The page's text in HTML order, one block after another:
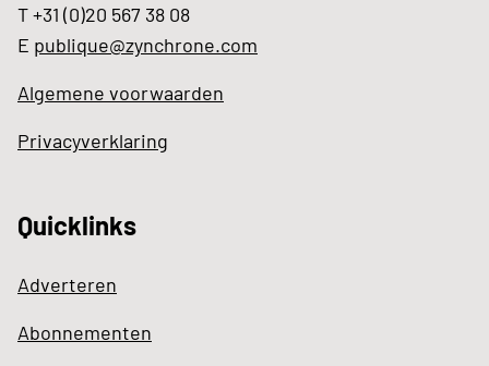
T +31 (0)20 567 38 08
E publique@zynchrone.com
Algemene voorwaarden
Privacyverklaring
Quicklinks
Adverteren
Abonnementen